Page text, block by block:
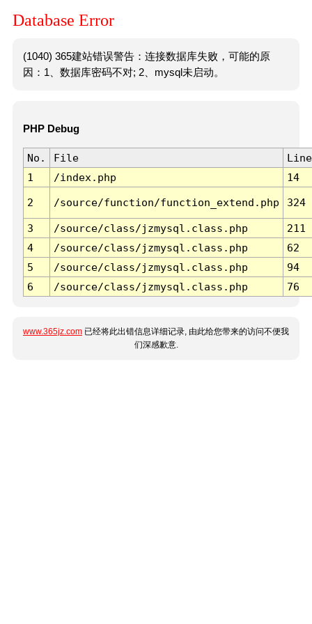
Database Error
(1040) 365建站错误警告：连接数据库失败，可能的原
因：1、数据库密码不对; 2、mysql未启动。
PHP Debug
No. File
Line
1
/index.php 14
2 /source/function/function_extend.php 324
3 /source/class/jzmysql.class.php
211
4
/source/class/jzmysql.class.php
62
5
/source/class/jzmysql.class.php
94
6
/source/class/jzmysql.class.php 76
www.365jz.com 已经将此出错信息详细记录, 由此给您带来的访问不便我
们深感歉意.